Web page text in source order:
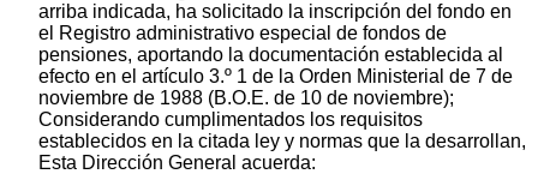
arriba indicada, ha solicitado la inscripción del fondo en
el Registro administrativo especial de fondos de
pensiones, aportando la documentación establecida al
efecto en el artículo 3.º 1 de la Orden Ministerial de 7 de
noviembre de 1988 (B.O.E. de 10 de noviembre);
Considerando cumplimentados los requisitos
establecidos en la citada ley y normas que la desarrollan,
Esta Dirección General acuerda: